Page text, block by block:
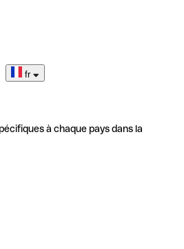
fr
à chaque pays dans la